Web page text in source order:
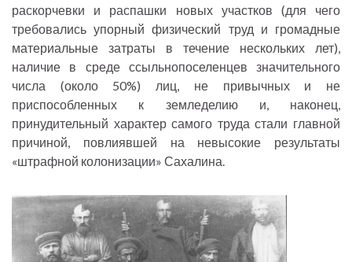
раскорчевки и распашки новых участков (для чего
требовались упорный физический труд и громадные
материальные затраты в течение нескольких лет),
наличие в среде ссыльнопоселенцев значительного
числа (около 50%) лиц, не привычных и не
приспособленных к земледелию и, наконец,
принудительный характер самого труда стали главной
причиной, повлиявшей на невысокие результаты
«штрафной колонизации» Сахалина.